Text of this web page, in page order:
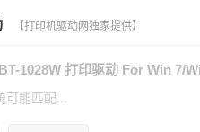
【打印机驱动网独家提供】
1028W 打印驱动 For Win 7/
可能匹配...